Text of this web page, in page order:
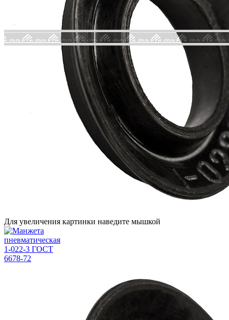
Для увеличения картинки наведите мышкой